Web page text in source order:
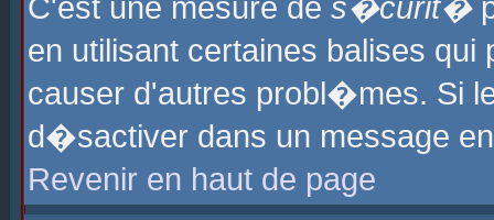
C'est une mesure de s�curit�
en utilisant certaines balises
causer d'autres probl�mes. Si
d�sactiver dans un message
Revenir en haut de page